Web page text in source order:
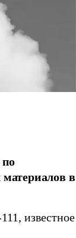
в
известное